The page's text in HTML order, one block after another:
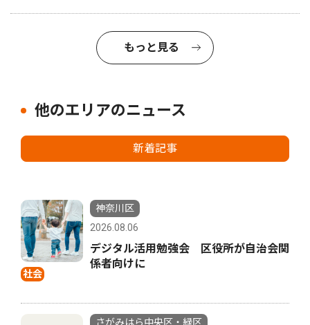
もっと見る
他のエリアのニュース
新着記事
社会
神奈川区
2026.08.06
デジタル活用勉強会 区役所が自治会関
係者向けに
さがみはら中央区・緑区